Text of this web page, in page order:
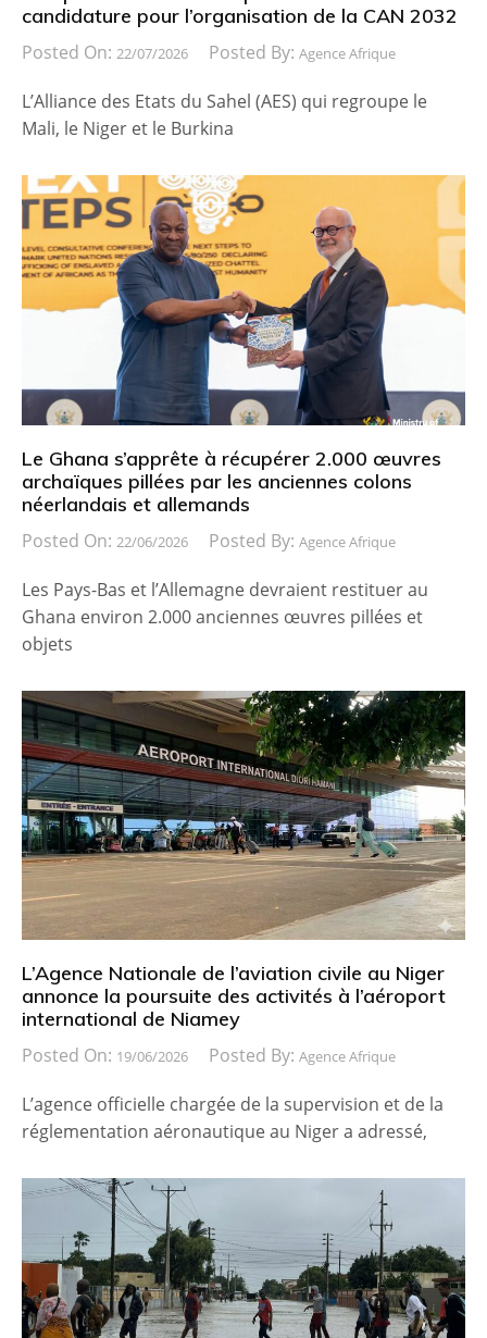
candidature pour l’organisation de la CAN 2032
Posted On: 22/07/2026 Posted By: Agence Afrique
L’Alliance des Etats du Sahel (AES) qui regroupe le
Mali, le Niger et le Burkina
Le Ghana s’apprête à récupérer 2.000 œuvres
archaïques pillées par les anciennes colons
néerlandais et allemands
Posted On: 22/06/2026 Posted By: Agence Afrique
Les Pays-Bas et l’Allemagne devraient restituer au
Ghana environ 2.000 anciennes œuvres pillées et
objets
L’Agence Nationale de l’aviation civile au Niger
annonce la poursuite des activités à l’aéroport
international de Niamey
Posted On: 19/06/2026 Posted By: Agence Afrique
L’agence officielle chargée de la supervision et de la
réglementation aéronautique au Niger a adressé,